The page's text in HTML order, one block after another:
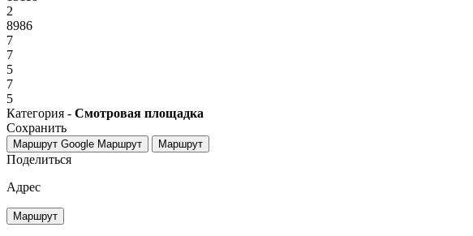
2
8986
7
7
5
7
5
Категория - Смотровая площадка
Сохранить
Маршрут Google Маршрут Маршрут
Поделиться
Адрес
Маршрут